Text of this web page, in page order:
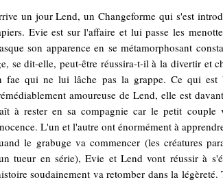
un jour Lend, un Changeforme qui s'est
Evie est sur l'affaire et lui passe les
son apparence en se métamorphosant
se dit-elle, peut-être réussira-t-il à la divertir et
fae qui ne lui lâche pas la grappe. Ce qui
amoureuse de Lend, elle est
à rester en sa compagnie car le petit couple
L'un et l'autre ont énormément à
le grabuge va commencer (les créatures
tueur en série), Evie et Lend vont réussir à
soudainement va retomber dans la